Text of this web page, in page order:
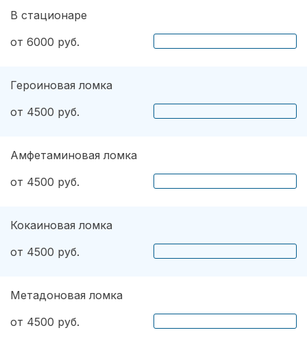
В стационаре
от 6000 руб.
Героиновая ломка
от 4500 руб.
Амфетаминовая ломка
от 4500 руб.
Кокаиновая ломка
от 4500 руб.
Метадоновая ломка
от 4500 руб.